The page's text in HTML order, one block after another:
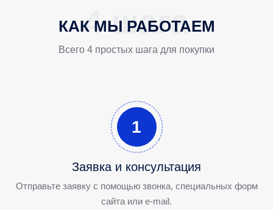
КАК МЫ РАБОТАЕМ
Всего 4 простых шага для покупки
1
Заявка и консультация
Отправьте заявку с помощью звонка, специальных форм
сайта или e-mail.